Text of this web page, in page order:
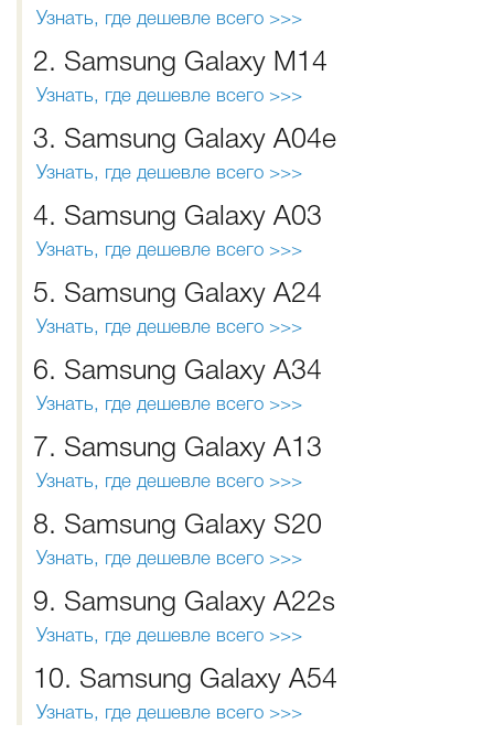
Узнать, где дешевле всего >>>
2. Samsung Galaxy M14
Узнать, где дешевле всего >>>
3. Samsung Galaxy A04e
Узнать, где дешевле всего >>>
4. Samsung Galaxy A03
Узнать, где дешевле всего >>>
5. Samsung Galaxy A24
Узнать, где дешевле всего >>>
6. Samsung Galaxy A34
Узнать, где дешевле всего >>>
7. Samsung Galaxy A13
Узнать, где дешевле всего >>>
8. Samsung Galaxy S20
Узнать, где дешевле всего >>>
9. Samsung Galaxy A22s
Узнать, где дешевле всего >>>
10. Samsung Galaxy A54
Узнать, где дешевле всего >>>